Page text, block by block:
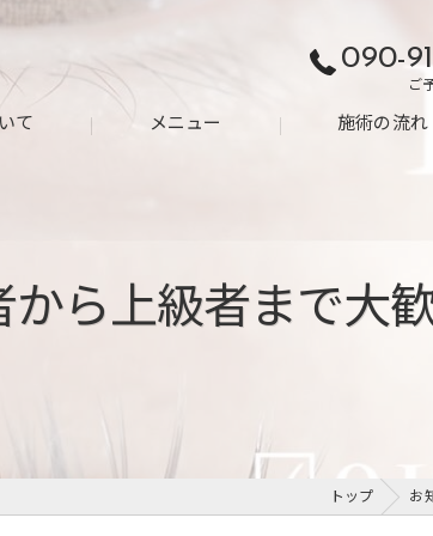
090-
ご
て メニュー 施術の流れ
ら上級者まで大
トップ お